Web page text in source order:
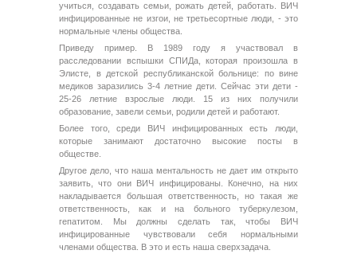
учиться, создавать семьи, рожать детей, работать. ВИЧ
инфицированные не изгои, не третьесортные люди, - это
нормальные члены общества.
Приведу пример. В 1989 году я участвовал в
расследовании вспышки СПИДа, которая произошла в
Элисте, в детской республиканской больнице: по вине
медиков заразились 3-4 летние дети. Сейчас эти дети -
25-26 летние взрослые люди. 15 из них получили
образование, завели семьи, родили детей и работают.
Более того, среди ВИЧ инфицированных есть люди,
которые занимают достаточно высокие посты в
обществе.
Другое дело, что наша ментальность не дает им открыто
заявить, что они ВИЧ инфицированы. Конечно, на них
накладывается большая ответственность, но такая же
ответственность, как и на больного туберкулезом,
гепатитом. Мы должны сделать так, чтобы ВИЧ
инфицированные чувствовали себя нормальными
членами общества. В это и есть наша сверхзадача.